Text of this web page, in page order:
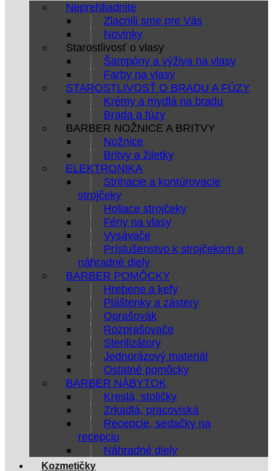
Neprehliadnite
Zlacnili sme pre Vás
Novinky
Starostlivosť o vlasy
Šampóny a výživa na vlasy
Farby na vlasy
STAROSTLIVOSŤ O BRADU A FÚZY
Krémy a mydlá na bradu
Brada a fúzy
BARBER NOŽNICE A BRITVY
Nožnice
Britvy a žiletky
ELEKTRONIKA
Strihacie a kontúrovacie
strojčeky
Holiace strojčeky
Fény na vlasy
Vysávače
Príslušenstvo k strojčekom a
náhradné diely
BARBER POMÔCKY
Hrebene a kefy
Pláštenky a zástery
Oprašovák
Rozprašovače
Sterilizátory
Jednorázový materiál
Ostatné pomôcky
BARBER NÁBYTOK
Kreslá, stoličky
Zrkadlá, pracoviská
Recepcie, sedačky na
recepciu
Náhradné diely
Kozmetičky